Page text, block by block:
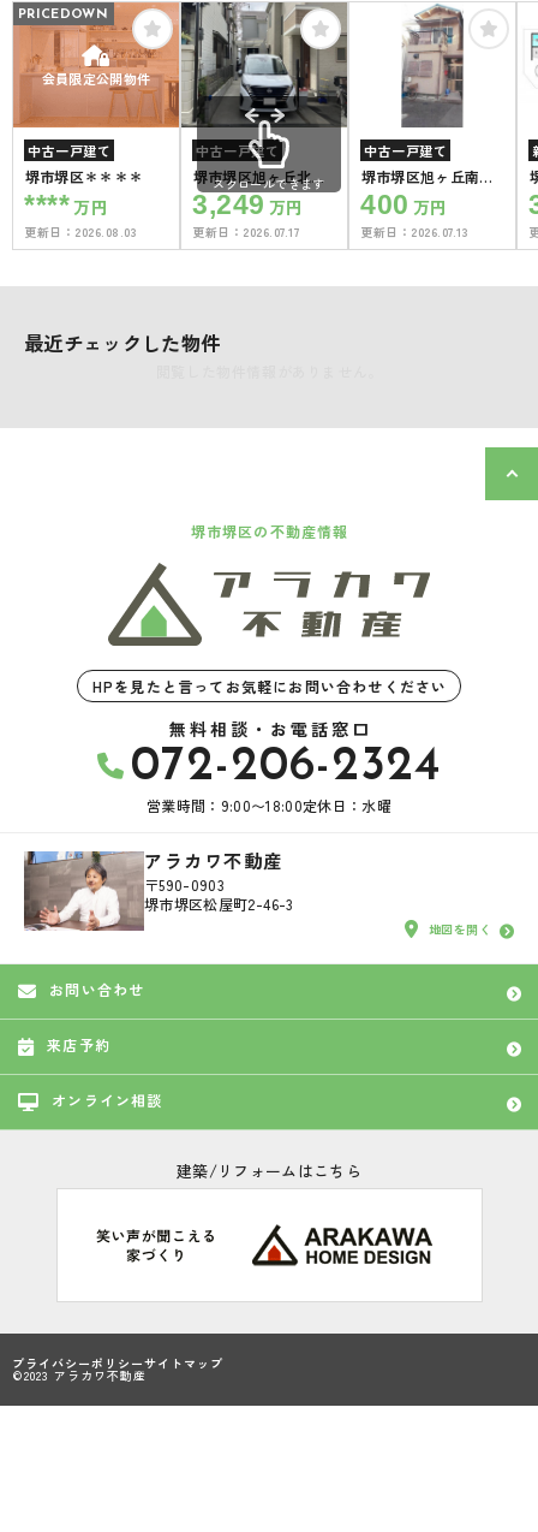
会員限定公開物件
PRICEDOWN
中古一戸建て
堺市堺区＊＊＊＊
****万円
更新日： 2026.08.03
中古一戸建て
堺市堺区旭ヶ丘北町
２丁
3,249 万円
更新日： 2026.07.17
中古一戸建て
堺市堺区旭ヶ丘南町3
丁
400 万円
更新日： 2026.07.13
スクロールできます
最近チェックした物件
堺市堺区の不動産情報
HPを見たと言ってお気軽にお問い合わせください
無料相談・お電話窓口
072-206-2324
営業時間：9:00〜18:00定休日：水曜
アラカワ不動産
〒590-0903
堺市堺区松屋町2-46-3
地図を開く
お問い合わせ
来店予約
オンライン相談
建築/リフォームはこちら
プライバシーポリシーサイトマップ
©2023 アラカワ不動産